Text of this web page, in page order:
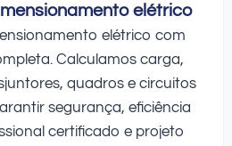
elétrico
elétrico com
Calculamos carga,
quadros e circuitos
segurança, eficiência
certificado e projeto